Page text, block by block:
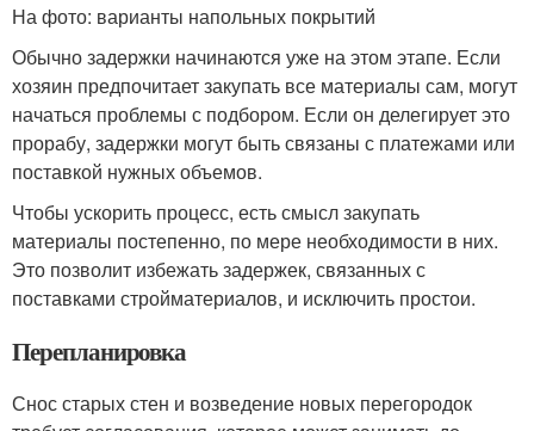
На фото: варианты напольных покрытий
Обычно задержки начинаются уже на этом этапе. Если
хозяин предпочитает закупать все материалы сам, могут
начаться проблемы с подбором. Если он делегирует это
прорабу, задержки могут быть связаны с платежами или
поставкой нужных объемов.
Чтобы ускорить процесс, есть смысл закупать
материалы постепенно, по мере необходимости в них.
Это позволит избежать задержек, связанных с
поставками стройматериалов, и исключить простои.
Перепланировка
Снос старых стен и возведение новых перегородок